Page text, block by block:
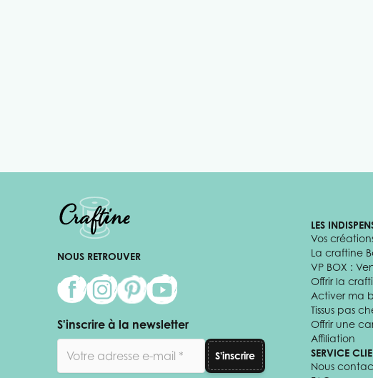
NOUS RETROUVER
S'inscrire à la newsletter
S'inscrire
LES
Vos
La craftine
VP BOX :
Offrir la
Activer ma
Tissus pas
Offrir une
Affiliation
SERVICE
Nous